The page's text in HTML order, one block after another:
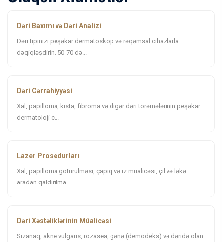
Dəri Baxımı və Dəri Analizi
Dəri tipinizi peşəkar dermatoskop və rəqəmsal cihazlarla
dəqiqləşdirin. 50-70 də...
Dəri Cərrahiyyəsi
Xal, papilloma, kista, fibroma və digər dəri törəmələrinin peşəkar
dermatoloji c...
Lazer Prosedurları
Xal, papilloma götürülməsi, çapıq və iz müalicəsi, çil və ləkə
aradan qaldırılma...
Dəri Xəstəliklərinin Müalicəsi
Sızanaq, akne vulgaris, rozasea, gənə (demodeks) və dəridə olan